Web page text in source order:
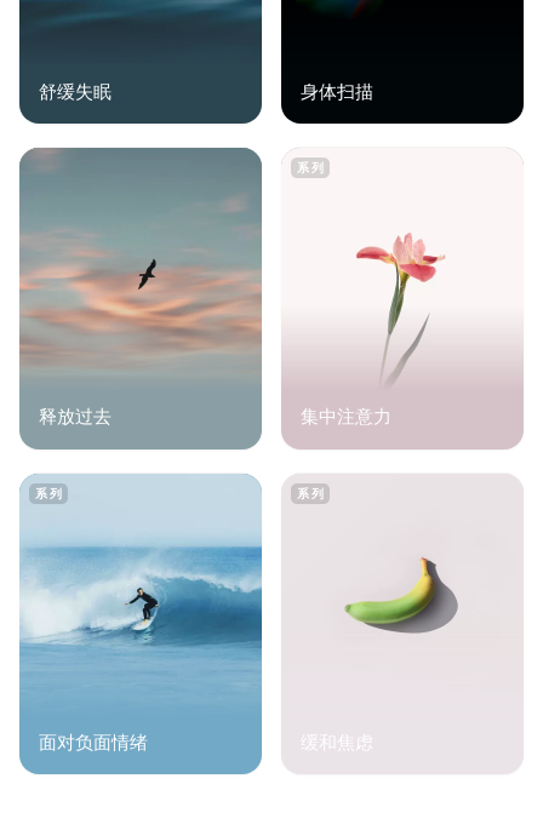
舒缓失眠 身体扫描
释放过去
系列
集中注意力
系列
面对负面情绪
系列
缓和焦虑